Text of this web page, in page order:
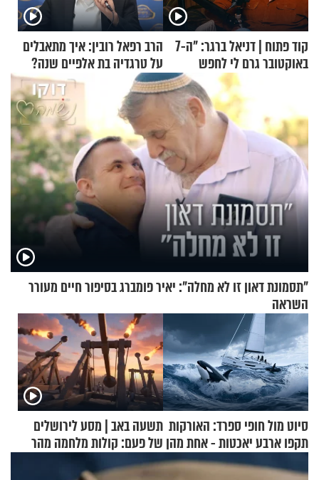
קוד פתוח | דניאל ברגר: "ה-7
באוקטובר גרם לי לחפש
הרב רפאל רובין: איך מתאבלים
על טרגדיה בת אלפיים שנה?
"תסמונת דאון זו לא מחלה": יאיר פומברג בסיפור חיים מעורר
השראה
סיוט מול חופי ספרד: האורקות
תקפו ארבע יאכטות - אחת מהן
תשעה באב | מסע לירושלים
של פעם: קולות מלחמה מהר
הזיתים